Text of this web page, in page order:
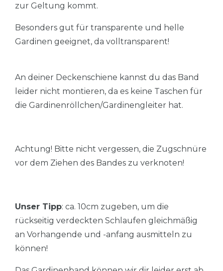
zur Geltung kommt.
Besonders gut für transparente und helle
Gardinen geeignet, da volltransparent!
An deiner Deckenschiene kannst du das Band
leider nicht montieren, da es keine Taschen für
die Gardinenröllchen/Gardinengleiter hat.
Achtung! Bitte nicht vergessen, die Zugschnüre
vor dem Ziehen des Bandes zu verknoten!
Unser Tipp: ca. 10cm zugeben, um die
rückseitig verdeckten Schlaufen gleichmäßig
an Vorhangende und -anfang ausmitteln zu
können!